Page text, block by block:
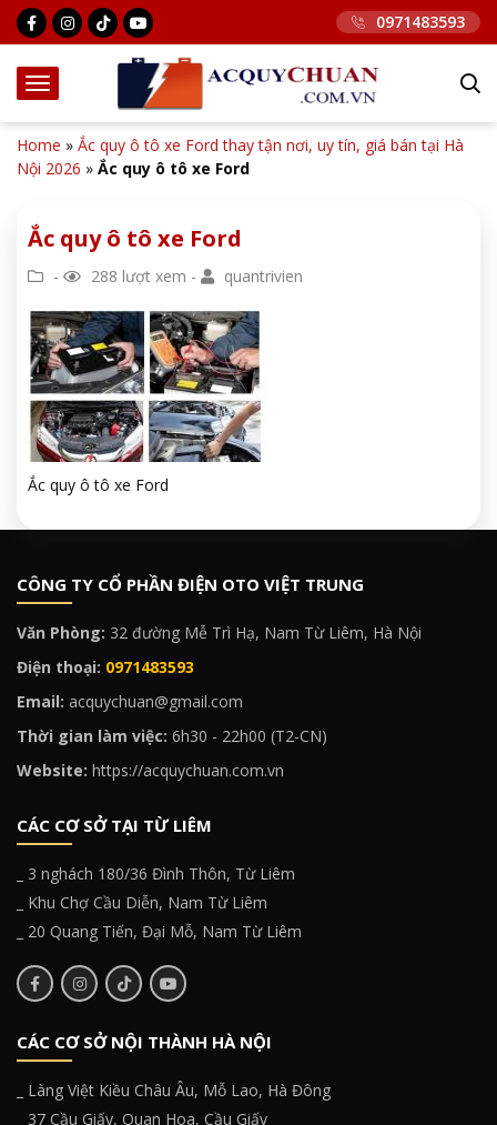
0971483593
Home » Ắc quy ô tô xe Ford thay tận nơi, uy tín, giá bán tại Hà
Nội 2026 » Ắc quy ô tô xe Ford
Ắc quy ô tô xe Ford
- 288 lượt xem - quantrivien
Ắc quy ô tô xe Ford
CÔNG TY CỔ PHẦN ĐIỆN OTO VIỆT TRUNG
Văn Phòng: 32 đường Mễ Trì Hạ, Nam Từ Liêm, Hà Nội
Điện thoại: 0971483593
Email: acquychuan@gmail.com
Thời gian làm việc: 6h30 - 22h00 (T2-CN)
Website: https://acquychuan.com.vn
CÁC CƠ SỞ TẠI TỪ LIÊM
_ 3 nghách 180/36 Đình Thôn, Từ Liêm
_ Khu Chợ Cầu Diễn, Nam Từ Liêm
_ 20 Quang Tiến, Đại Mỗ, Nam Từ Liêm
CÁC CƠ SỞ NỘI THÀNH HÀ NỘI
_ Làng Việt Kiều Châu Âu, Mỗ Lao, Hà Đông
_ 37 Cầu Giấy, Quan Hoa, Cầu Giấy